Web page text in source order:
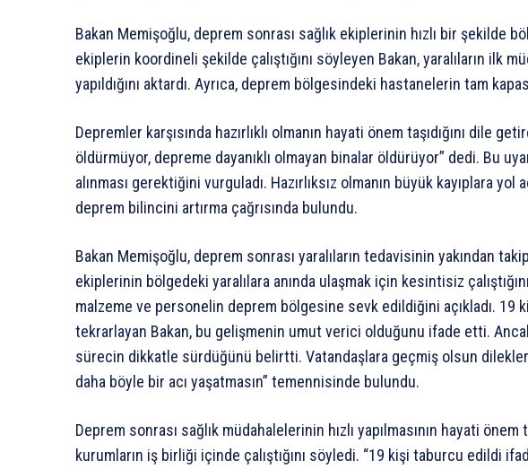
Bakan Memişoğlu, deprem sonrası sağlık ekiplerinin hızlı bir şekilde
ekiplerin koordineli şekilde çalıştığını söyleyen Bakan, yaralıların ilk
yapıldığını aktardı. Ayrıca, deprem bölgesindeki hastanelerin tam
Depremler karşısında hazırlıklı olmanın hayati önem taşıdığını dile
öldürmüyor, depreme dayanıklı olmayan binalar öldürüyor” dedi. Bu
alınması gerektiğini vurguladı. Hazırlıksız olmanın büyük kayıplara yol
deprem bilincini artırma çağrısında bulundu.
Bakan Memişoğlu, deprem sonrası yaralıların tedavisinin yakından
ekiplerinin bölgedeki yaralılara anında ulaşmak için kesintisiz
malzeme ve personelin deprem bölgesine sevk edildiğini açıkladı. 19
tekrarlayan Bakan, bu gelişmenin umut verici olduğunu ifade etti.
sürecin dikkatle sürdüğünü belirtti. Vatandaşlara geçmiş olsun
daha böyle bir acı yaşatmasın” temennisinde bulundu.
Deprem sonrası sağlık müdahalelerinin hızlı yapılmasının hayati önem
kurumların iş birliği içinde çalıştığını söyledi. “19 kişi taburcu edildi